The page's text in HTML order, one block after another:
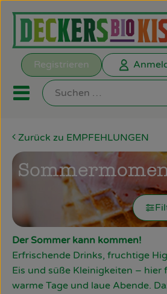
Registrieren
Mobiles Menu
Biokisten
Kochkisten
ANGEBOTE
EMPFEHLUNGEN
Biokisten
Obst & Gemüse
Zurück zu EMPFEHLUNGEN
Der Sommer kann kommen!
Erfrischende Drinks, fruchtige
Eis und süße Kleinigkeiten – hier
warme Tage und laue Abende.